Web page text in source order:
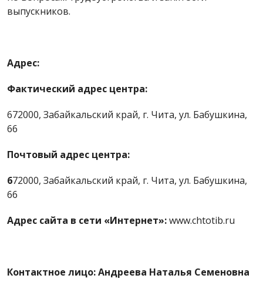
выпускников.
Адрес:
Фактический адрес центра:
672000, Забайкальский край, г. Чита, ул. Бабушкина,
66
Почтовый адрес центра:
672000, Забайкальский край, г. Чита, ул. Бабушкина,
66
Адрес сайта в сети «Интернет»:www.chtotib.ru
Контактное лицо: Андреева Наталья Семеновна